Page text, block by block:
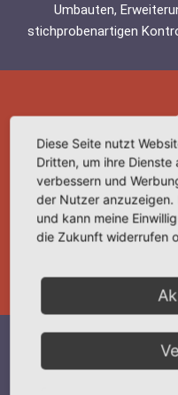
Umbauten,
stichprobenartigen
Beratung für einen
Diese Seite nutzt
Dritten, um ihre
verbessern und
der Nutzer
und kann meine
die Zukunft widerrufen